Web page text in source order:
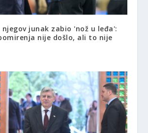
njegov junak zabio 'nož u leđa':
nije došlo, ali to nije